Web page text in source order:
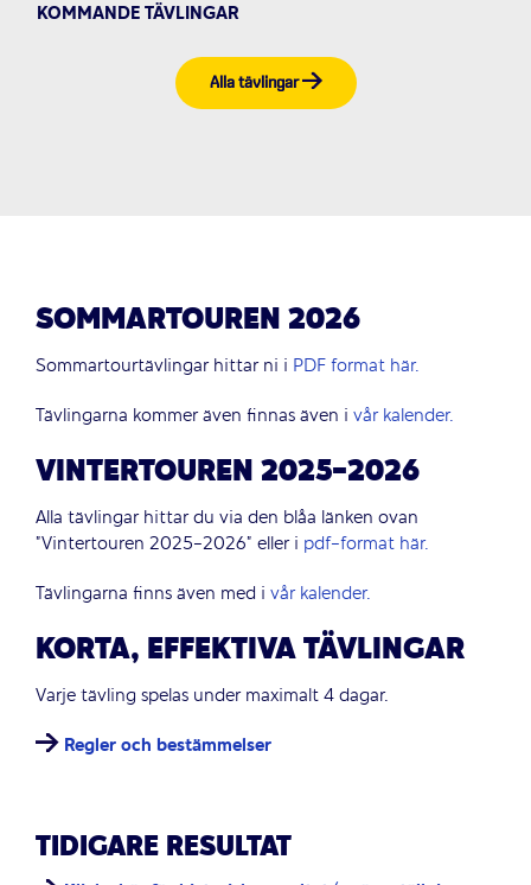
KOMMANDE TÄVLINGAR
Alla tävlingar
SOMMARTOUREN 2026
Sommartourtävlingar hittar ni i PDF format här.
Tävlingarna kommer även finnas även i vår kalender.
VINTERTOUREN 2025-2026
Alla tävlingar hittar du via den blåa länken ovan
”Vintertouren 2025-2026” eller i pdf-format här.
Tävlingarna finns även med i vår kalender.
KORTA, EFFEKTIVA TÄVLINGAR
Varje tävling spelas under maximalt 4 dagar.
Regler och bestämmelser
TIDIGARE RESULTAT